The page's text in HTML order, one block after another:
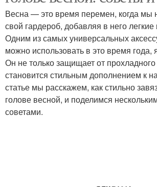
Цветные шарфы
Шарфы с принтом
Шарф
Весна — это время перемен, когда мы
свой гардероб, добавляя в него легкие
Одним из самых универсальных
можно использовать в это время
Он не только защищает от прохладного
становится стильным дополнением к
статье мы расскажем, как стильно
голове весной, и поделимся
советами.